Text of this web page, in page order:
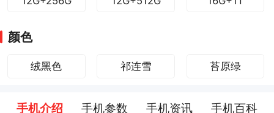
颜色
绒黑色 祁连雪 苔原绿
手机介绍 手机参数 手机资讯 手机百科